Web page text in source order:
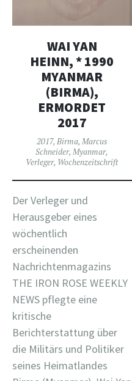
WAI YAN
HEINN, * 1990
MYANMAR
(BIRMA),
ERMORDET
2017
2017,Birma,Marcus
Schneider,Myanmar,
Verleger, Wochenzeitschrift
Der Verleger und
Herausgeber eines
wöchentlich
erscheinenden
Nachrichtenmagazins
THE IRON ROSE WEEKLY
NEWS pflegte eine
kritische
Berichterstattung über
die Militärs und Politiker
seines Heimatlandes